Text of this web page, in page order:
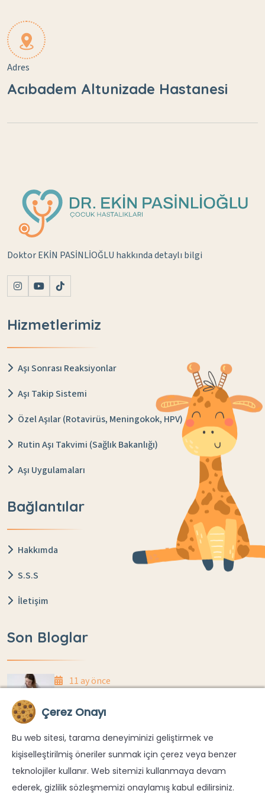
Adres
Acıbadem Altunizade Hastanesi
Doktor EKİN PASİNLİOĞLU hakkında detaylı bilgi
Hizmetlerimiz
Aşı Sonrası Reaksiyonlar
Aşı Takip Sistemi
Özel Aşılar (Rotavirüs, Meningokok, HPV)
Rutin Aşı Takvimi (Sağlık Bakanlığı)
Aşı Uygulamaları
Bağlantılar
Hakkımda
S.S.S
İletişim
Son Bloglar
11 ay önce
Yapılır?
11 ay önce
Yenidoğanlarda Göbek Kordonu Düşme
Çerez Onayı
Bu web sitesi, tarama deneyiminizi geliştirmek ve
kişiselleştirilmiş öneriler sunmak için çerez veya benzer
teknolojiler kullanır. Web sitemizi kullanmaya devam
ederek, gizlilik sözleşmemizi onaylamış kabul edilirsiniz.